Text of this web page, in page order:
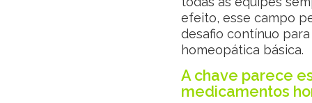
efeito, esse campo
desafio contínuo
homeopática básica.
A chave parece
medicamentos